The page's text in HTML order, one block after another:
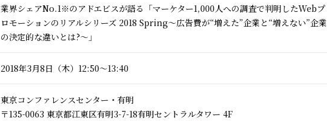
業界シェアNo.1※のアドエビスが語る「マーケター1,000人への調査で判明したWebプ
ロモーションのリアルシリーズ 2018 Spring～広告費が“増えた”企業と“増えない”企業
の決定的な違いとは?～」
2018年3月8日（木）12:50～13:40
東京コンファレンスセンター・有明
〒135-0063 東京都江東区有明3-7-18有明セントラルタワー 4F